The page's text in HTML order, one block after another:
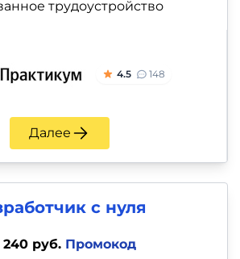
трудоустройство
4.5 148
Далее
с нуля
240 руб. Промокод